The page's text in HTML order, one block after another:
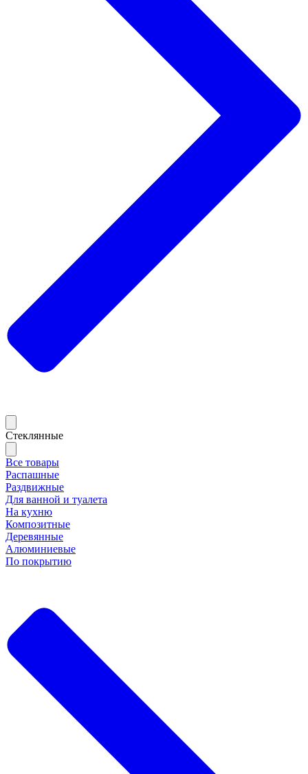
Стеклянные
Все товары
Распашные
Раздвижные
Для ванной и туалета
На кухню
Композитные
Деревянные
Алюминиевые
По покрытию